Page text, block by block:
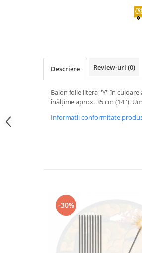
Descriere Review-uri (0)
Balon folie litera ''Y'' în
înălțime aprox. 35 cm (14'').
Informatii conformitate
-30%